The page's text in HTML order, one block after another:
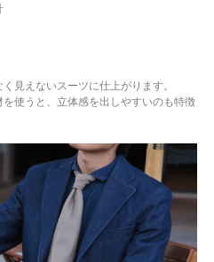
見えないスーツに仕上がります。
使うと、立体感を出しやすいのも特徴